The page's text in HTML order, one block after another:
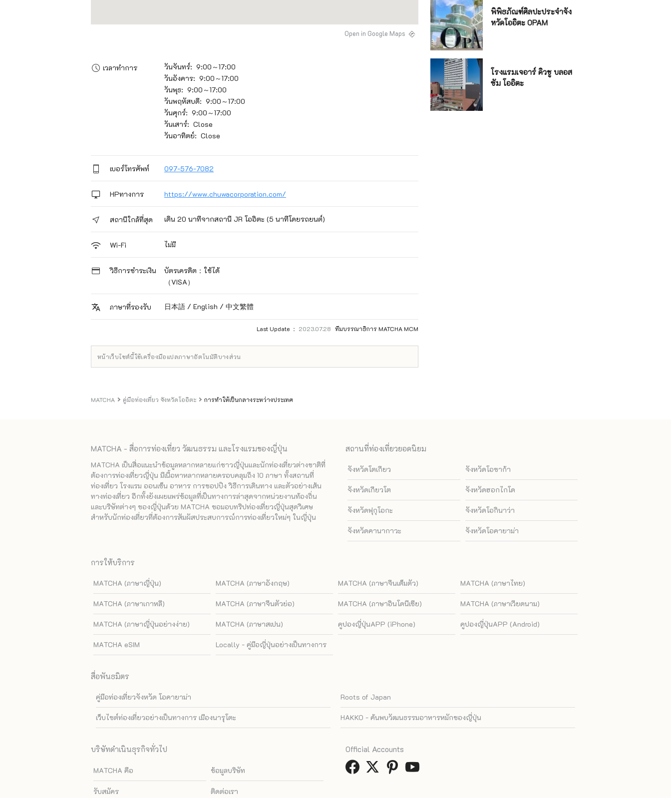
Open in Google Maps
เวลาทำการ
วันจันทร์: 9:00～17:00
วันอังคาร: 9:00～17:00
วันพุธ: 9:00～17:00
วันพฤหัสบดี: 9:00～17:00
วันศุกร์: 9:00～17:00
วันเสาร์: Close
วันอาทิตย์: Close
เบอร์โทรศัพท์ 097-576-7082
HPทางการ https://www.chuwacorporation.com/
สถานีใกล้ที่สุด เดิน 20 นาทีจากสถานี JR โออิตะ (5 นาทีโดยรถยนต์)
Wi-Fi ไม่มี
วิธีการชำระเงิน
บัตรเครดิต：ใช้ได้
（VISA）
ภาษาที่รองรับ 日本語 / English / 中文繁體
Last Update ： 2023.07.28 ทีมบรรณาธิการ MATCHA MCM
หน้าเว็บไซต์นี้ใช้เครื่องมือแปลภาษาอัตโนมัติบางส่วน
พิพิธภัณฑ์ศิลปะประจำจัง
หวัดโออิตะ OPAM
โรงแรมเจอาร์ คิวชู บลอส
ซัม โออิตะ
MATCHA คู่มือท่องเที่ยว จังหวัดโออิตะ การทำให้เป็นกลางระหว่างประเทศ
MATCHA - สื่อการท่องเที่ยว วัฒนธรรม และโรงแรมของญี่ปุ่น
MATCHA เป็นสื่อแนะนำข้อมูลหลากหลายแก่ชาวญี่ปุ่นและนักท่องเที่ยวต่างชาติที่
ต้องการท่องเที่ยวญี่ปุ่น มีเนื้อหาหลากหลายครอบคลุมถึง 10 ภาษา ทั้งสถานที่
ท่องเที่ยว โรงแรม ออนเซ็น อาหาร การชอปปิง วิธีการเดินทาง และตัวอย่างเส้น
ทางท่องเที่ยว อีกทั้งยังเผยแพร่ข้อมูลที่เป็นทางการล่าสุดจากหน่วยงานท้องถิ่น
และบริษัทต่างๆ ของญี่ปุ่นด้วย MATCHA ขอมอบทริปท่องเที่ยวญี่ปุ่นสุดวิเศษ
สำหรับนักท่องเที่ยวที่ต้องการสัมผัสประสบการณ์การท่องเที่ยวใหม่ๆ ในญี่ปุ่น
สถานที่ท่องเที่ยวยอดนิยม
จังหวัดโตเกียว จังหวัดโอซาก้า
จังหวัดเกียวโต จังหวัดฮอกไกโด
จังหวัดฟุกุโอกะ จังหวัดโอกินาว่า
จังหวัดคานากาวะ จังหวัดโอคายาม่า
การให้บริการ
MATCHA (ภาษาญี่ปุ่น) MATCHA (ภาษาอังกฤษ) MATCHA (ภาษาจีนเต็มตัว) MATCHA (ภาษาไทย)
MATCHA (ภาษาเกาหลี) MATCHA (ภาษาจีนตัวย่อ) MATCHA (ภาษาอินโดนีเซีย) MATCHA (ภาษาเวียดนาม)
MATCHA (ภาษาญี่ปุ่นอย่างง่าย) MATCHA (ภาษาสเปน) คูปองญี่ปุ่นAPP (iPhone) คูปองญี่ปุ่นAPP (Android)
MATCHA eSIM Locally - คู่มือญี่ปุ่นอย่างเป็นทางการ
สื่อพันธมิตร
คู่มือท่องเที่ยวจังหวัด โอคายาม่า Roots of Japan
เว็บไซต์ท่องเที่ยวอย่างเป็นทางการ เมืองนารุโตะ HAKKO - ค้นพบวัฒนธรรมอาหารหมักของญี่ปุ่น
บริษัทดำเนินธุรกิจทั่วไป
MATCHA คือ ข้อมูลบริษัท
รับสมัคร ติดต่อเรา
Official Accounts